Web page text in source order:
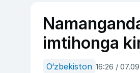
imtihonga
O‘zbekiston 16:26 /